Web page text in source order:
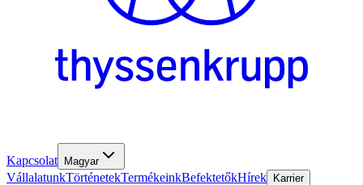
Kapcsolat Magyar
VállalatunkTörténetekTermékeinkBefektetőkHírek Karrier